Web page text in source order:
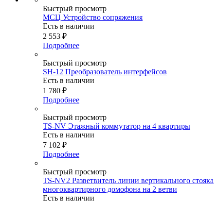
Быстрый просмотр
МСЦ Устройство сопряжения
Есть в наличии
2 553 ₽
Подробнее
Быстрый просмотр
SH-12 Преобразователь интерфейсов
Есть в наличии
1 780 ₽
Подробнее
Быстрый просмотр
TS-NV Этажный коммутатор на 4 квартиры
Есть в наличии
7 102 ₽
Подробнее
Быстрый просмотр
TS-NV2 Разветвитель линии вертикального стояка
многоквартирного домофона на 2 ветви
Есть в наличии